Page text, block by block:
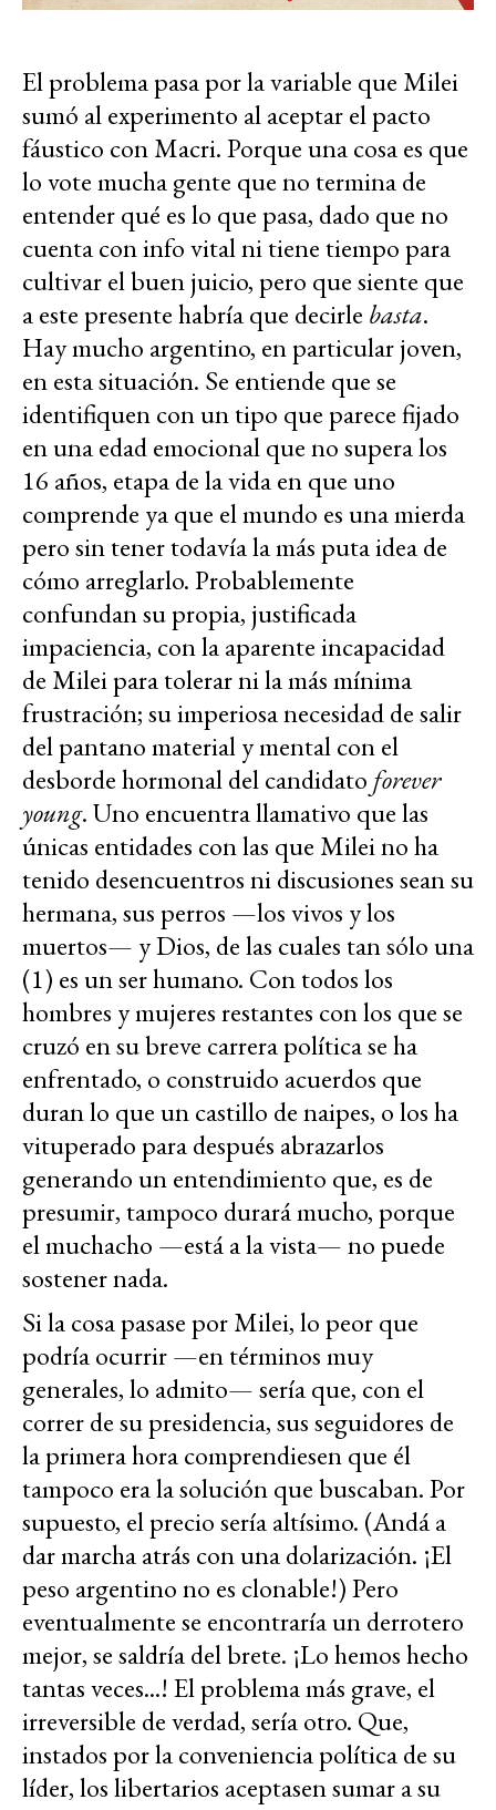
El problema pasa por la variable que Milei
sumó al experimento al aceptar el pacto
fáustico con Macri. Porque una cosa es que
lo vote mucha gente que no termina de
entender qué es lo que pasa, dado que no
cuenta con info vital ni tiene tiempo para
cultivar el buen juicio, pero que siente que
a este presente habría que decirle basta.
Hay mucho argentino, en particular joven,
en esta situación. Se entiende que se
identifiquen con un tipo que parece fijado
en una edad emocional que no supera los
16 años, etapa de la vida en que uno
comprende ya que el mundo es una mierda
pero sin tener todavía la más puta idea de
cómo arreglarlo. Probablemente
confundan su propia, justificada
impaciencia, con la aparente incapacidad
de Milei para tolerar ni la más mínima
frustración; su imperiosa necesidad de salir
del pantano material y mental con el
desborde hormonal del candidato forever
young. Uno encuentra llamativo que las
únicas entidades con las que Milei no ha
tenido desencuentros ni discusiones sean su
hermana, sus perros —los vivos y los
muertos— y Dios, de las cuales tan sólo una
(1) es un ser humano. Con todos los
hombres y mujeres restantes con los que se
cruzó en su breve carrera política se ha
enfrentado, o construido acuerdos que
duran lo que un castillo de naipes, o los ha
vituperado para después abrazarlos
generando un entendimiento que, es de
presumir, tampoco durará mucho, porque
el muchacho —está a la vista— no puede
sostener nada.
Si la cosa pasase por Milei, lo peor que
podría ocurrir —en términos muy
generales, lo admito— sería que, con el
correr de su presidencia, sus seguidores de
la primera hora comprendiesen que él
tampoco era la solución que buscaban. Por
supuesto, el precio sería altísimo. (Andá a
dar marcha atrás con una dolarización. ¡El
peso argentino no es clonable!) Pero
eventualmente se encontraría un derrotero
mejor, se saldría del brete. ¡Lo hemos hecho
tantas veces...! El problema más grave, el
irreversible de verdad, sería otro. Que,
instados por la conveniencia política de su
líder, los libertarios aceptasen sumar a su